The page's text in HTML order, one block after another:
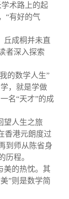
术路上的起
“有好的气
丘成桐并未直
者深入探索
的数学人生”
，就是学做
名“天才”的成
望人生之旅
香港元朗度过
到师从陈省身
历程。
美的热忱。其
”则是数学简